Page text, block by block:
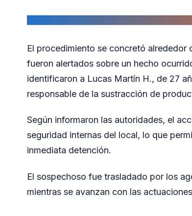
El procedimiento se concretó
fueron alertados sobre un hecho
identificaron a Lucas Martín H., de 27
responsable de la sustracción de
Según informaron las autoridades, el
seguridad internas del local, lo que
inmediata detención.
El sospechoso fue trasladado por los
mientras se avanzan con las